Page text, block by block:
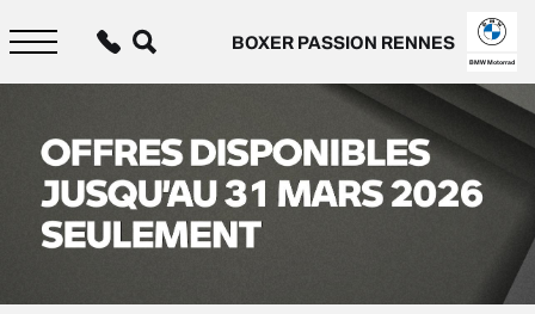
contenu
BOXER PASSION RENNES
BMW Motorrad